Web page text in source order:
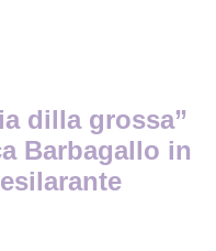
dilla grossa”
Barbagallo in